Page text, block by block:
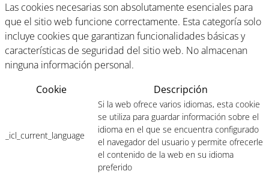
Las cookies necesarias son absolutamente esenciales para
que el sitio web funcione correctamente. Esta categoría solo
incluye cookies que garantizan funcionalidades básicas y
características de seguridad del sitio web. No almacenan
ninguna información personal.
Cookie
Descripción
_icl_current_language
Si la web ofrece varios idiomas, esta cookie
se utiliza para guardar información sobre el
idioma en el que se encuentra configurado
el navegador del usuario y permite ofrecerle
el contenido de la web en su idioma
preferido